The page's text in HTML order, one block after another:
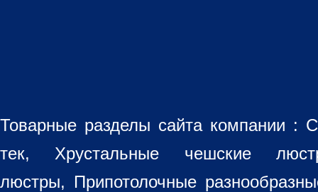
Товарные разделы сайта компании :
тек, Хрустальные чешские
люстры, Припотолочные